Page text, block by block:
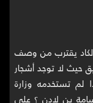
يقترب من وصف
حيث لا توجد أشجار
لم تستخدمه وزارة
بن لادن ؟ على